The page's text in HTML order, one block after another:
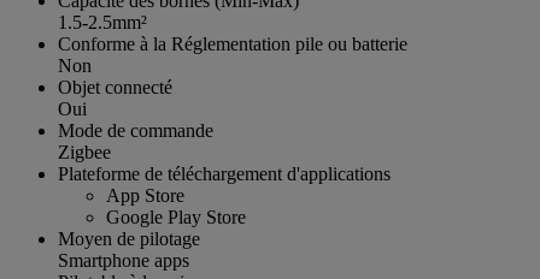
1.5-2.5mm²
Conforme à la Réglementation pile ou batterie
Non
Objet connecté
Oui
Mode de commande
Zigbee
Plateforme de téléchargement d'applications
App Store
Google Play Store
Moyen de pilotage
Smartphone apps